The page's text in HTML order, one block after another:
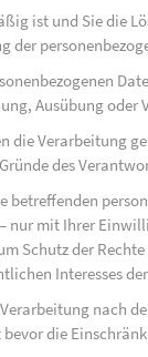
ist und Sie die
der
Ausübung
die Verarbeitung
des
betreffenden
nur mit Ihrer
Schutz der
Interesses
nach
die